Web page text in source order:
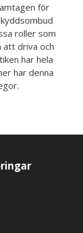
för
roller som
driva och
har hela
har denna